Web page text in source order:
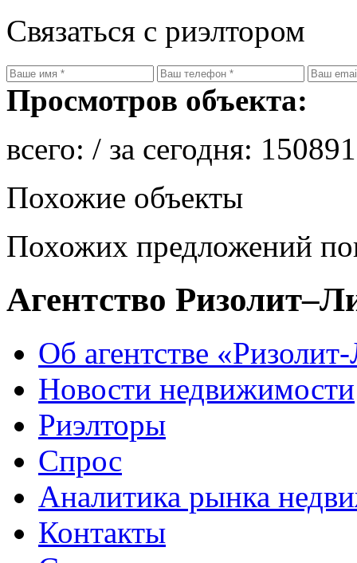
Связаться с риэлтором
Просмотров объекта:
всего: / за сегодня:
Похожие объекты
Похожих предложений
Агентство
Об агентстве
Новости недвижимости
Риэлторы
Спрос
Аналитика рынка
Контакты